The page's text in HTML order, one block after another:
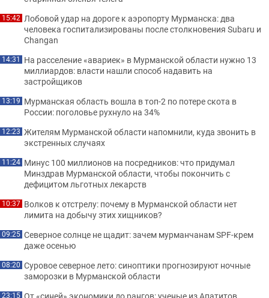
15:42 Лобовой удар на дороге к аэропорту Мурманска: два
человека госпитализированы после столкновения Subaru и
Changan
14:31 На расселение «авариек» в Мурманской области нужно 13
миллиардов: власти нашли способ надавить на
застройщиков
13:19 Мурманская область вошла в топ-2 по потере скота в
России: поголовье рухнуло на 34%
12:23 Жителям Мурманской области напомнили, куда звонить в
экстренных случаях
11:24 Минус 100 миллионов на посредников: что придумал
Минздрав Мурманской области, чтобы покончить с
дефицитом льготных лекарств
10:37 Волков к отстрелу: почему в Мурманской области нет
лимита на добычу этих хищников?
09:25 Северное солнце не щадит: зачем мурманчанам SPF-крем
даже осенью
08:20 Суровое северное лето: синоптики прогнозируют ночные
заморозки в Мурманской области
23:15